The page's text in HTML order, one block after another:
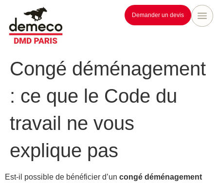
Demander un devis
Congé déménagement
: ce que le Code du
travail ne vous
explique pas
Est-il possible de bénéficier d’un congé déménagement